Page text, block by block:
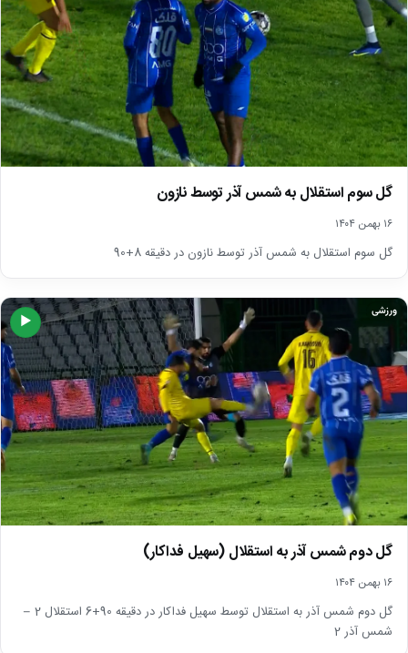
گل سوم استقلال به شمس آذر توسط نازون
۱۶ بهمن ۱۴۰۴
گل سوم استقلال به شمس آذر توسط نازون در دقیقه 8+90
▶
ورزشی
گل دوم شمس آذر به استقلال (سهیل فداکار)
۱۶ بهمن ۱۴۰۴
گل دوم شمس آذر به استقلال توسط سهیل فداکار در دقیقه 90+6 استقلال 2 –
شمس آذر 2